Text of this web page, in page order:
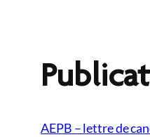
AEPB – lettre de